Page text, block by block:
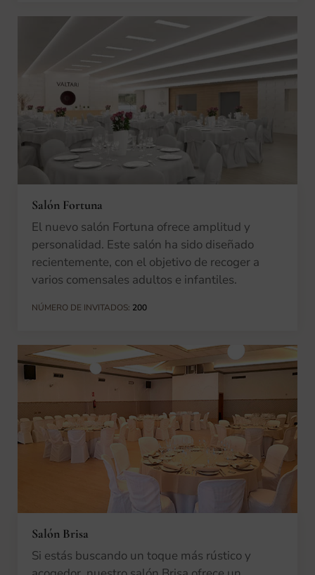
Salón Fortuna
El nuevo salón Fortuna ofrece amplitud y
personalidad. Este salón ha sido diseñado
recientemente, con el objetivo de recoger a
varios comensales adultos e infantiles.
NÚMERO DE INVITADOS: 200
Salón Brisa
Si estás buscando un toque más rústico y